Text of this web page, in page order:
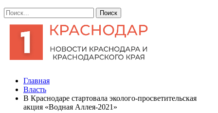
Главная
Власть
В Краснодаре стартовала эколого-просветительская
акция «Водная Аллея-2021»